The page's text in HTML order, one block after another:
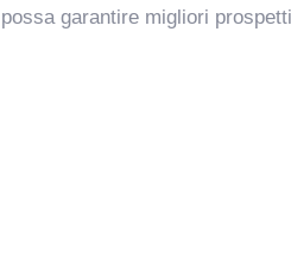
garantire migliori